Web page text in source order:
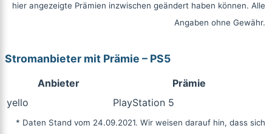
hier angezeigte Prämien inzwischen geändert haben können. Alle
Angaben ohne Gewähr.
Stromanbieter mit Prämie – PS5
Anbieter
Prämie
yello
PlayStation 5
* Daten Stand vom 24.09.2021. Wir weisen darauf hin, dass sich